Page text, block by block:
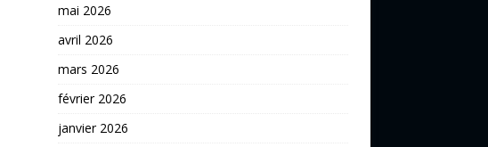
mai 2026
avril 2026
mars 2026
février 2026
janvier 2026